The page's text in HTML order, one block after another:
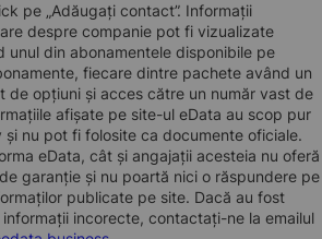
pe „Adăugați contact”. Informații
despre companie pot fi vizualizate
unul din abonamentele disponibile pe
fiecare dintre pachete având un
de opțiuni și acces către un număr vast de
afișate pe site-ul eData au scop pur
și nu pot fi folosite ca documente oficiale.
eData, cât și angajații acesteia nu oferă
garanție și nu poartă nici o răspundere pe
publicate pe site. Dacă au fost
incorecte, contactați-ne la emailul